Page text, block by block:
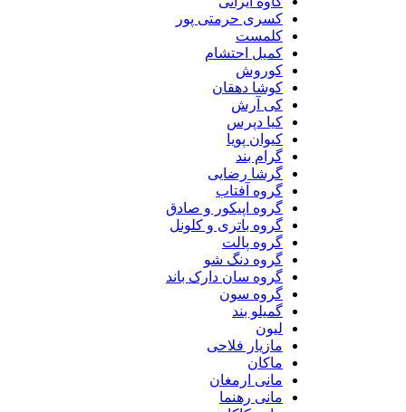
کسری حرمتی پور
کلمست
کمیل احتشام
کوروش
کوشا دهقان
کی آرش
کیا دپرس
کیوان پویا
گرام بند
گرشا رضایی
گروه آفتاب
گروه اپیکور و صادق
گروه باتری و کلونل
گروه پالت
گروه دنگ شو
گروه سان دارک باند
گروه سون
گمیلو بند
لیون
مازیار فلاحی
ماکان
مانی ارمغان
مانی رهنما